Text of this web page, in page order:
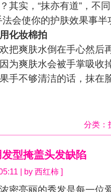
其实，“抹亦有道”，不
法会使你的护肤效果事半
化妆棉拍
爽肤水倒在手心然后
为爽肤水会被手掌吸收
手不够清洁的话，抹在
分类：
型掩盖头发缺陷
| by 西红柿 ]
亮丽的秀发是每一位